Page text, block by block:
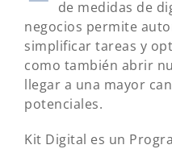
de medidas de
negocios permite
simplificar tareas y
como también abrir
llegar a una mayor
potenciales.
Kit Digital es un